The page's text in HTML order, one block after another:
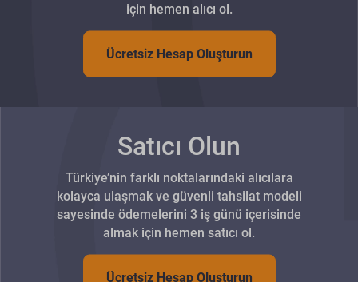
için hemen alıcı ol.
Ücretsiz Hesap Oluşturun
Satıcı Olun
Türkiye’nin farklı noktalarındaki alıcılara
kolayca ulaşmak ve güvenli tahsilat modeli
sayesinde ödemelerini 3 iş günü içerisinde
almak için hemen satıcı ol.
Ücretsiz Hesap Oluşturun